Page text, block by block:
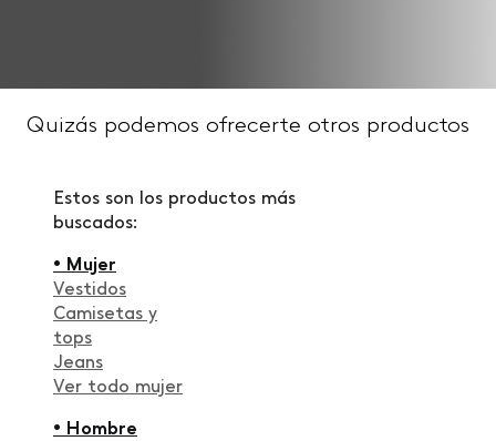
Quizás podemos ofrecerte otros productos
Estos son los productos más
buscados:
• Mujer
Vestidos
Camisetas y
tops
Jeans
Ver todo mujer
• Hombre